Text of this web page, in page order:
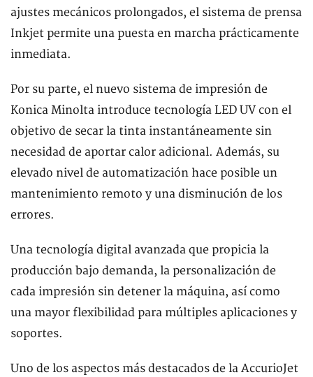
ajustes mecánicos prolongados, el sistema de prensa
Inkjet permite una puesta en marcha prácticamente
inmediata.
Por su parte, el nuevo sistema de impresión de
Konica Minolta introduce tecnología LED UV con el
objetivo de secar la tinta instantáneamente sin
necesidad de aportar calor adicional. Además, su
elevado nivel de automatización hace posible un
mantenimiento remoto y una disminución de los
errores.
Una tecnología digital avanzada que propicia la
producción bajo demanda, la personalización de
cada impresión sin detener la máquina, así como
una mayor flexibilidad para múltiples aplicaciones y
soportes.
Uno de los aspectos más destacados de la AccurioJet